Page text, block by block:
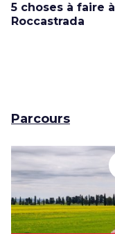
5 choses à faire à
Roccastrada
Parcours